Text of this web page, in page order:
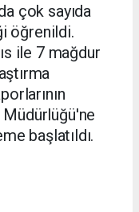
çok sayıda
öğrenildi.
ile 7 mağdur
Müdürlüğü'ne
başlatıldı.